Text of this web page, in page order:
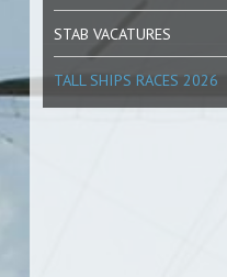
STAB VACATURES
TALL SHIPS RACES 2026